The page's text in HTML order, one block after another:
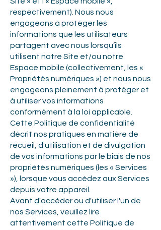
respectivement). Nous nous
engageons à protéger les
informations que les utilisateurs
partagent avec nous lorsqu’ils
utilisent notre Site et/ou notre
Espace mobile (collectivement, les «
Propriétés numériques ») et nous nous
engageons pleinement à protéger et
à utiliser vos informations
conformément à la loi applicable.
Cette Politique de confidentialité
décrit nos pratiques en matière de
recueil, d'utilisation et de divulgation
de vos informations par le biais de nos
propriétés numériques (les « Services
»), lorsque vous accédez aux Services
depuis votre appareil.
Avant d'accéder ou d'utiliser l'un de
nos Services, veuillez lire
attentivement cette Politique de